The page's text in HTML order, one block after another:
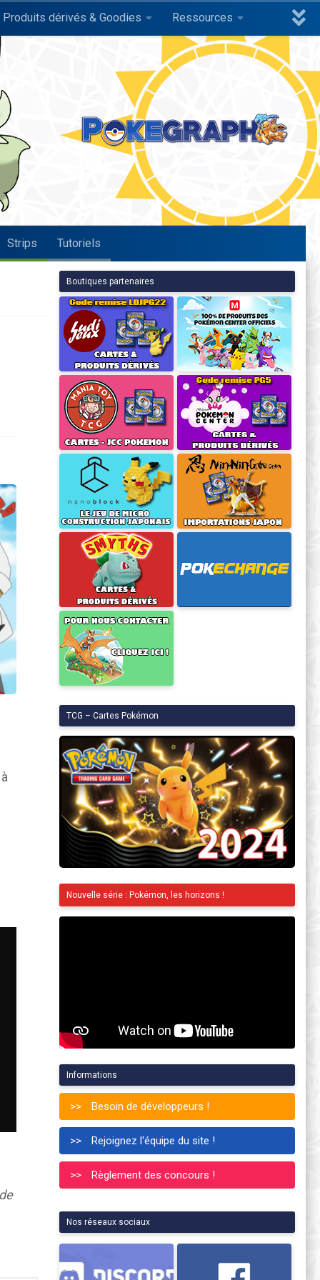
Produits dérivés & Goodies Ressources
Strips Tutoriels
Boutiques partenaires
TCG – Cartes Pokémon
Nouvelle série : Pokémon, les horizons !
Informations
Besoin de développeurs !
Rejoignez l'équipe du site !
Règlement des concours !
Nos réseaux sociaux